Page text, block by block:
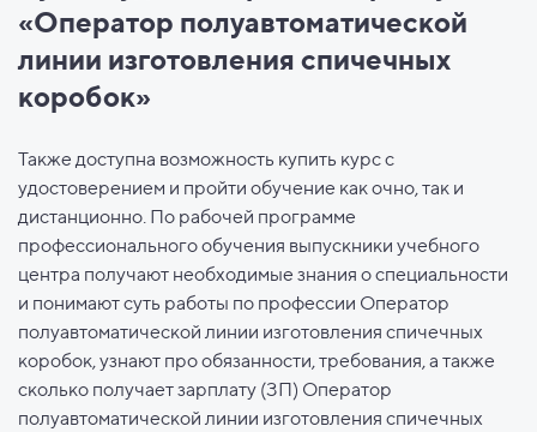
«Оператор полуавтоматической
линии изготовления спичечных
коробок»
Также доступна возможность купить курс с
удостоверением и пройти обучение как очно, так и
дистанционно. По рабочей программе
профессионального обучения выпускники учебного
центра получают необходимые знания о специальности
и понимают суть работы по профессии Оператор
полуавтоматической линии изготовления спичечных
коробок, узнают про обязанности, требования, а также
сколько получает зарплату (ЗП) Оператор
полуавтоматической линии изготовления спичечных